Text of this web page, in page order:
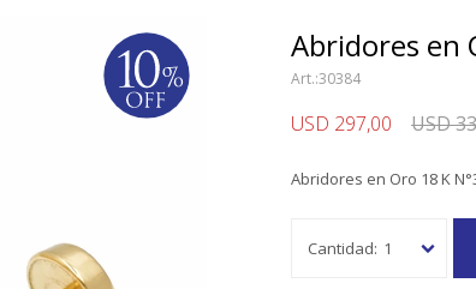
Abridores en
30384
USD 297,00 USD
Abridores en Oro 18 K
1